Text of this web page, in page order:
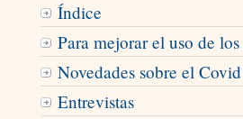
Índice
Para mejorar el uso de
Novedades sobre el Covid
Entrevistas